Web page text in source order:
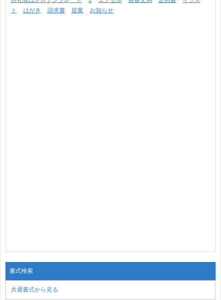
ト
はがき 請求書 提案 お知らせ
書式検索
共通書式から見る